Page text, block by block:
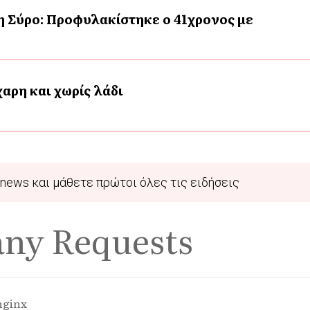
Σύρο: Προφυλακίστηκε ο 41χρονος με
και χωρίς λάδι
και μάθετε πρώτοι όλες τις ειδήσεις
Requests